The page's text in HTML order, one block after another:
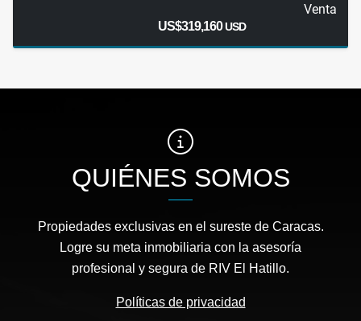
Venta
US$319,160USD
QUIÉNES SOMOS
Propiedades exclusivas en el sureste de Caracas.
Logre su meta inmobiliaria con la asesoría
profesional y segura de RIV El Hatillo.
Políticas de privacidad